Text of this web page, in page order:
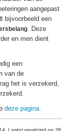
aangepast
bijvoorbeeld een
. Deze
en men dient
een
van de
het is verzekerd,
deze pagina.